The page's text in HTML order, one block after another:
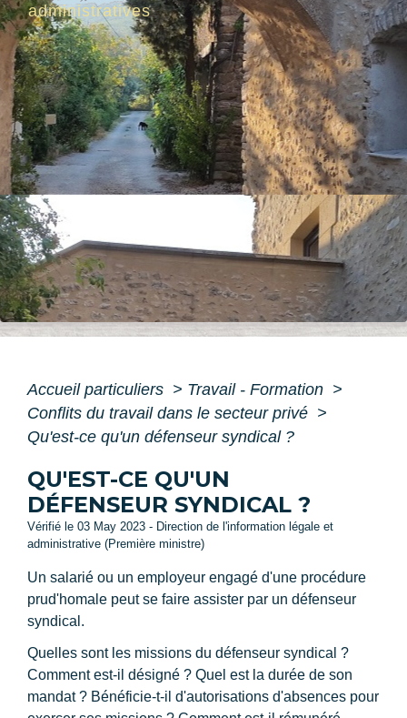
administratives
Accueil particuliers > Travail - Formation >
Conflits du travail dans le secteur privé >
Qu'est-ce qu'un défenseur syndical ?
QU'EST-CE QU'UN
DÉFENSEUR SYNDICAL ?
Vérifié le 03 May 2023 - Direction de l'information légale et
administrative (Première ministre)
Un salarié ou un employeur engagé d'une procédure
prud'homale peut se faire assister par un défenseur
syndical.
Quelles sont les missions du défenseur syndical ?
Comment est-il désigné ? Quel est la durée de son
mandat ? Bénéficie-t-il d'autorisations d'absences pour